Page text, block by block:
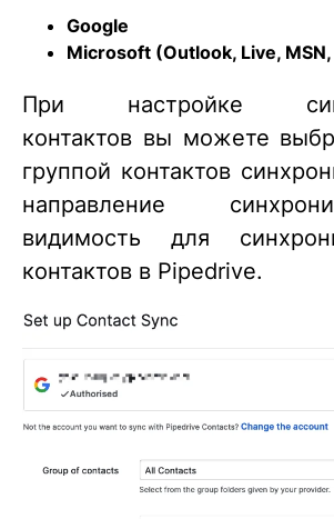
Google
Microsoft (Outlook, Live,
При настройке
контактов вы можете
группой контактов
направление
видимость для
контактов в Pipedrive.